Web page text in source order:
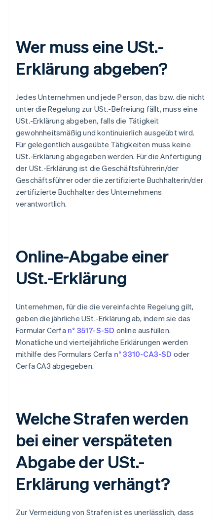
Wer muss eine USt.-
Erklärung abgeben?
Jedes Unternehmen und jede Person, das bzw. die nicht
unter die Regelung zur USt.-Befreiung fällt, muss eine
USt.-Erklärung abgeben, falls die Tätigkeit
gewohnheitsmäßig und kontinuierlich ausgeübt wird.
Für gelegentlich ausgeübte Tätigkeiten muss keine
USt.-Erklärung abgegeben werden. Für die Anfertigung
der USt.-Erklärung ist die Geschäftsführerin/der
Geschäftsführer oder die zertifizierte Buchhalterin/der
zertifizierte Buchhalter des Unternehmens
verantwortlich.
Online-Abgabe einer
USt.-Erklärung
Unternehmen, für die die vereinfachte Regelung gilt,
geben die jährliche USt.-Erklärung ab, indem sie das
Formular Cerfa n° 3517-S-SD online ausfüllen.
Monatliche und vierteljährliche Erklärungen werden
mithilfe des Formulars Cerfa n° 3310-CA3-SD oder
Cerfa CA3 abgegeben.
Welche Strafen werden
bei einer verspäteten
Abgabe der USt.-
Erklärung verhängt?
Zur Vermeidung von Strafen ist es unerlässlich, dass